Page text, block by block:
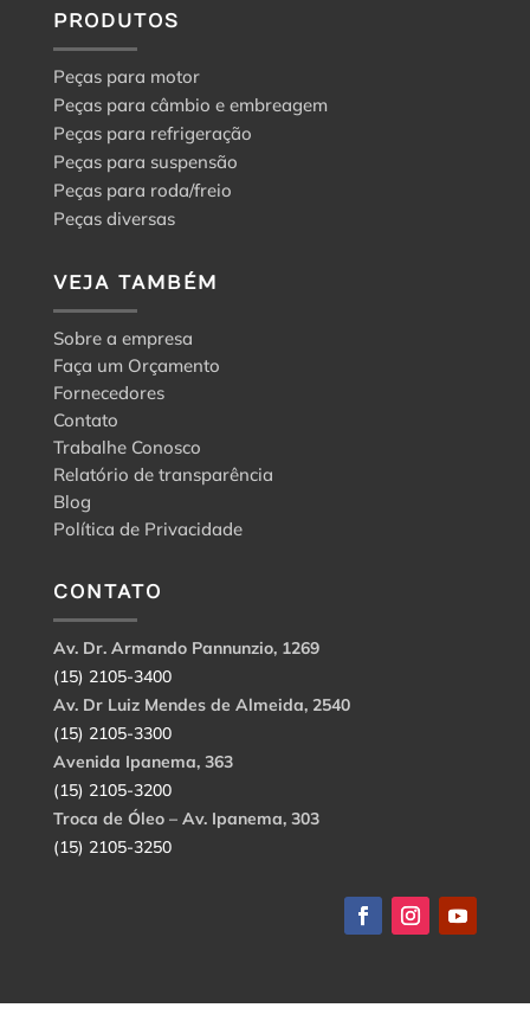
a
PRODUTOS
Peças para motor
Peças para câmbio e embreagem
Peças para refrigeração
Peças para suspensão
Peças para roda/freio
Peças diversas
VEJA TAMBÉM
Sobre a empresa
Faça um Orçamento
Fornecedores
Contato
Trabalhe Conosco
Relatório de transparência
Blog
Política de Privacidade
CONTATO
Av. Dr. Armando Pannunzio, 1269
(15) 2105-3400
Av. Dr Luiz Mendes de Almeida, 2540
(15) 2105-3300
Avenida Ipanema, 363
(15) 2105-3200
Troca de Óleo – Av. Ipanema, 303
(15) 2105-3250